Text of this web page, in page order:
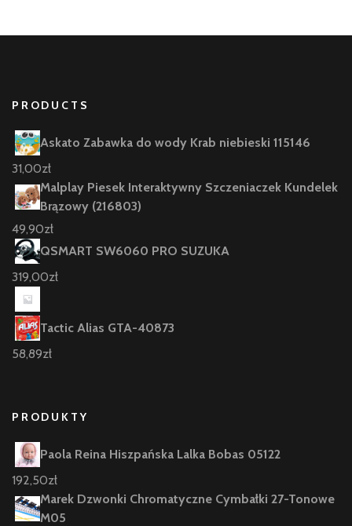
PRODUCTS
Askato Zabawka do wody Krab niebieski 115146
31,00zł
Malplay Piesek Interaktywny Szczeniaczek Kundelek
Brązowy (216803)
49,90zł
QSMART SW6060 PRO SUZUKA
319,00zł
Tactic Alias GTA-40873
58,89zł
PRODUKTY
Paola Reina Hiszpańska Lalka Bobas 05122
192,50zł
Marek Dzwonki Chromatyczne Cymbałki 27-Tonowe
M05